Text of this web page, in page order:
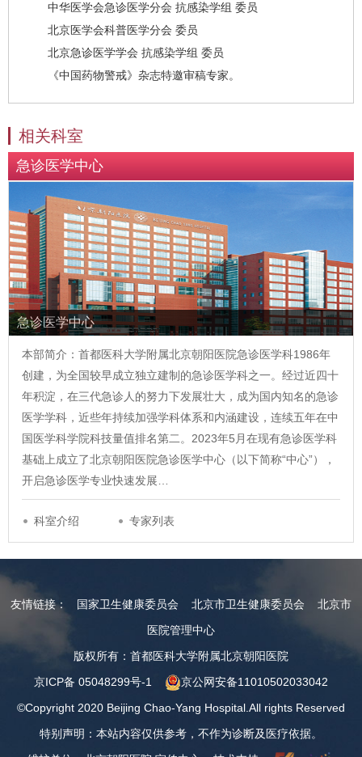
中华医学会急诊医学分会 抗感染学组 委员
北京医学会科普医学分会 委员
北京急诊医学学会 抗感染学组 委员
《中国药物警戒》杂志特邀审稿专家。
相关科室
急诊医学中心
急诊医学中心
本部简介：首都医科大学附属北京朝阳医院急诊医学科1986年
创建，为全国较早成立独立建制的急诊医学科之一。经过近四十
年积淀，在三代急诊人的努力下发展壮大，成为国内知名的急诊
医学学科，近些年持续加强学科体系和内涵建设，连续五年在中
国医学科学院科技量值排名第二。2023年5月在现有急诊医学科
基础上成立了北京朝阳医院急诊医学中心（以下简称“中心”），
开启急诊医学专业快速发展…
科室介绍 专家列表
友情链接： 国家卫生健康委员会 北京市卫生健康委员会
北京市
医院管理中心
版权所有：首都医科大学附属北京朝阳医院
京ICP备 05048299号-1
京公网安备11010502033042
©Copyright 2020 Beijing Chao-Yang Hospital.All rights Reserved
特别声明：本站内容仅供参考，不作为诊断及医疗依据。